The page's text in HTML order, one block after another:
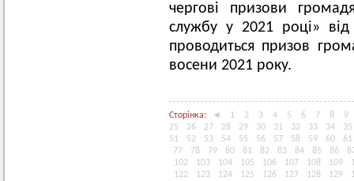
чергові призови
службу у 2021 році»
проводиться призов
восени 2021 року.
Сторінка: ◄ 1 2 3 4 5 6 7 8
9
25
26 27 28 29 30 31 32 33 34
35
51
52 53 54 55 56 57 58 59 60
61
77
78 79 80 81 82 83 84 85 86
102
103 104 105 106 107 108 109
122
123 124 125 126 127 128 129